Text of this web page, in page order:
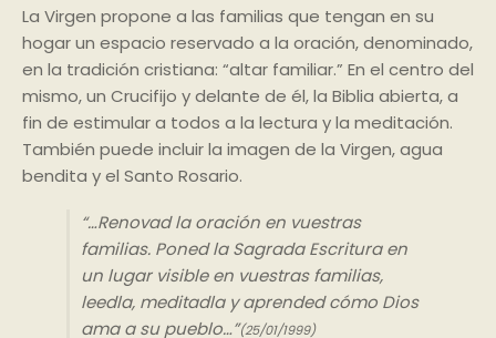
La Virgen propone a las familias que tengan en su
hogar un espacio reservado a la oración, denominado,
en la tradición cristiana: “altar familiar.” En el centro del
mismo, un Crucifijo y delante de él, la Biblia abierta, a
fin de estimular a todos a la lectura y la meditación.
También puede incluir la imagen de la Virgen, agua
bendita y el Santo Rosario.
“…Renovad la oración en vuestras
familias. Poned la Sagrada Escritura en
un lugar visible en vuestras familias,
leedla, meditadla y aprended cómo Dios
ama a su pueblo…”(25/01/1999)